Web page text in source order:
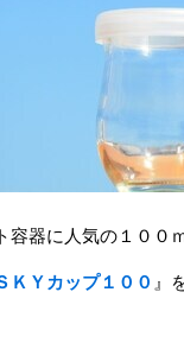
容器に人気の１００
ＫＹカップ１００ 』